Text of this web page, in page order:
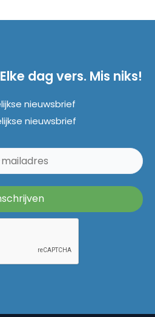
dag vers. Mis niks!
nieuwsbrief
nieuwsbrief